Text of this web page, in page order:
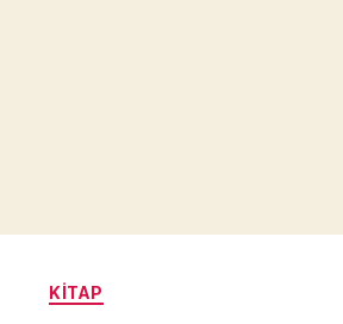
Kategoriler
KITAP